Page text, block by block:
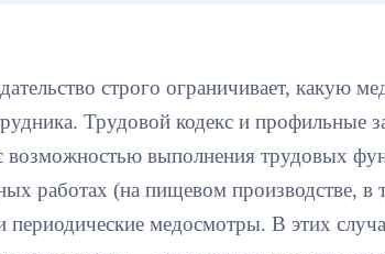
строго ограничивает, какую
Трудовой кодекс и профильные
возможностью выполнения трудовых
работах (на пищевом производстве,
периодические медосмотры. В этих